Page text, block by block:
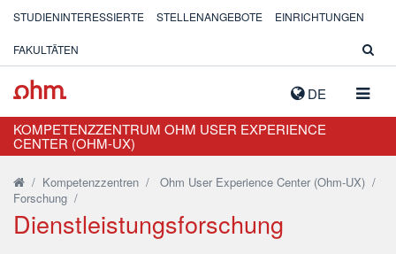
DE
STUDIENINTERESSIERTE STELLENANGEBOTE EINRICHTUNGEN
FAKULTÄTEN
KOMPETENZZENTRUM OHM USER EXPERIENCE
CENTER (OHM-UX)
/ Kompetenzzentren / Ohm User Experience Center (Ohm-UX) /
Forschung /
Dienstleistungsforschung